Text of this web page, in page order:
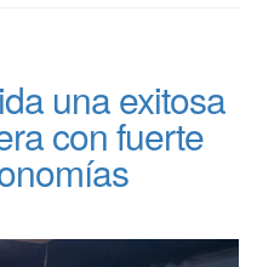
una exitosa
con fuerte